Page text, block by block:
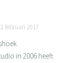
2 februari 2017
in 2006 heeft